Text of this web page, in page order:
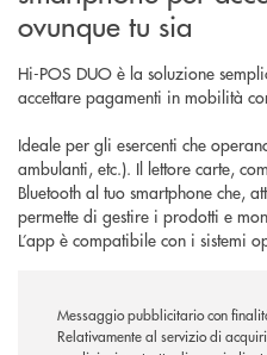
ovunque tu sia
Hi-POS DUO è la soluzione
accettare pagamenti in mobilità
Ideale per gli esercenti che
ambulanti, etc.). Il lettore carte,
Bluetooth al tuo smartphone che,
permette di gestire i prodotti e
L’app è compatibile con i sistemi
Messaggio pubblicitario con
Relativamente al servizio di